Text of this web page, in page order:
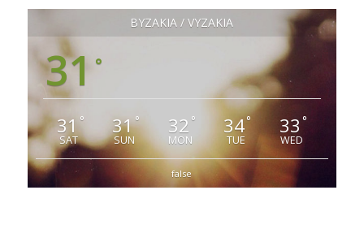
ΒΥΖΑΚΙΑ / VYZAKIA
31 °
31°
SAT
31°
SUN
32 °
MON
34°
TUE
33 °
WED
false